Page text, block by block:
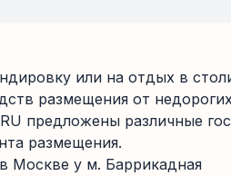
или на отдых в
размещения от
предложены различные
размещения.
Москве у м. Баррикадная